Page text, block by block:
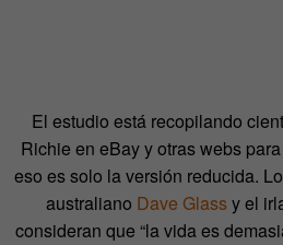
El estudio está recopilando
Richie en eBay y otras webs
eso es solo la versión reducida.
australiano Dave Glassy el
consideran que “la vida es